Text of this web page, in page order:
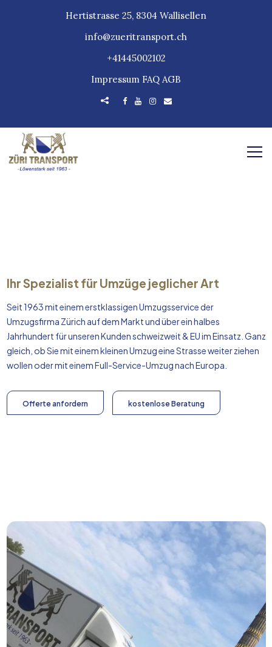
Hertistrasse 25, 8304 Wallisellen
info@zueritransport.ch
+41445002102
Impressum FAQ AGB
Ihr Spezialist für Umzüge jeglicher Art
Seit 1963 mit einem erstklassigen Umzugsservice der
Umzugsfirma Zürich auf dem Markt und über ein halbes
Jahrhundert für unseren Kunden schweizweit & EU im Einsatz. Ganz
gleich, ob Sie mit einem kleinen Umzug eine Strasse weiter ziehen
wollen oder mit einem Full-Service-Umzug nachEuropa
Offerte anfordern kostenlose Beratung